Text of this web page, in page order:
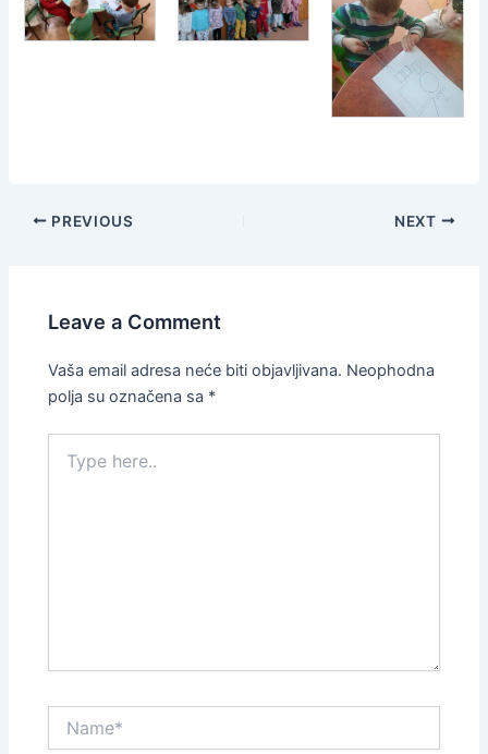
PREVIOUS NEXT
Leave a Comment
Vaša email adresa neće biti objavljivana. Neophodna
polja su označena sa *
here..